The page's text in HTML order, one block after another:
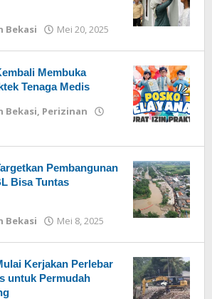
Bekasi Mei 20, 2025
oleh
Membuka
Tenaga Medis
Bekasi, Perizinan
Pembangunan
Bisa Tuntas
Bekasi Mei 8, 2025
Kerjakan Perlebar
untuk Permudah